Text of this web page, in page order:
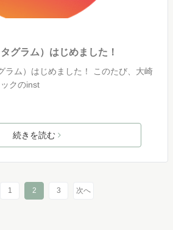
グラム）はじめました！
ラム）はじめました！ このたび、大崎
クのinst
続きを読む
1 2 3 次へ